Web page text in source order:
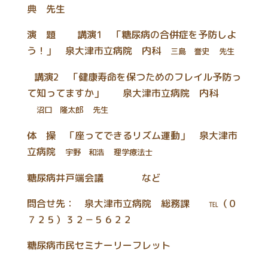
典 先生
演 題 講演1 「糖尿病の合併症を予防しよ
う！」 泉大津市立病院 内科
三島 誉史 先生
講演2 「健康寿命を保つためのフレイル予防っ
て知ってますか」 泉大津市立病院 内科
沼口 隆太郎 先生
体 操 「座ってできるリズム運動」 泉大津市
立病院
宇野 和浩 理学療法士
糖尿病井戸端会議 など
問合せ先： 泉大津市立病院 総務課 ℡（０
７２５）３２－５６２２
糖尿病市民セミナーリーフレット